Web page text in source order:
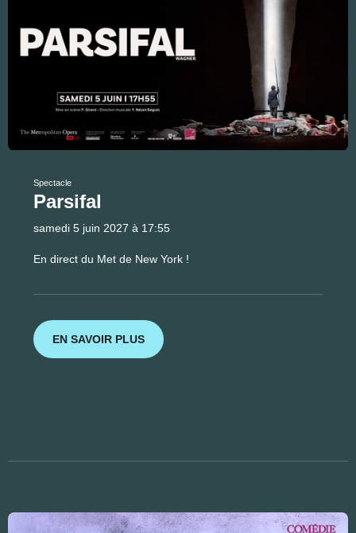
Spectacle
Parsifal
samedi 5 juin 2027 à 17:55
En direct du Met de New York !
EN SAVOIR PLUS